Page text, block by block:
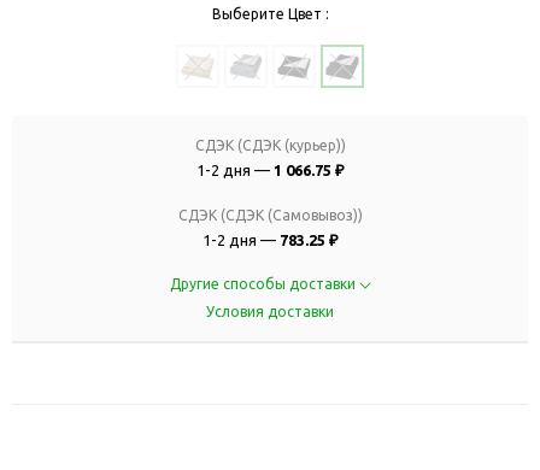
Выберите Цвет :
СДЭК (СДЭК (курьер))
1-2 дня — 1 066.75 ₽
СДЭК (СДЭК (Самовывоз))
1-2 дня — 783.25 ₽
Другие способы доставки
Условия доставки